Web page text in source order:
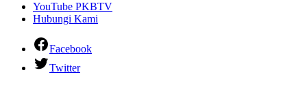
YouTube PKBTV
Hubungi Kami
Facebook
Twitter